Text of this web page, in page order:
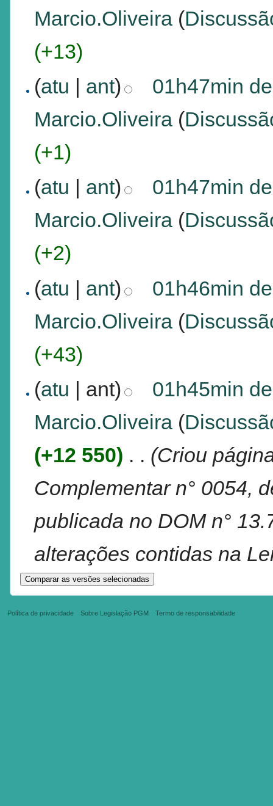
Marcio.Oliveira (
(+13)
(atu | ant)
01h47min
Marcio.Oliveira (
(+1)
(atu ant)
01h47min
Marcio.Oliveira (
(+2)
(atu | ant)
01h46min
Marcio.Oliveira (
(+43)
(atu | ant)
01h45min
Marcio.Oliveira (
(+12 550) . . (Criou
Complementar n° 0054,
publicada no DOM n°
alterações contidas na
Política de privacidade Sobre Legislação PGM Termo de responsabilidade